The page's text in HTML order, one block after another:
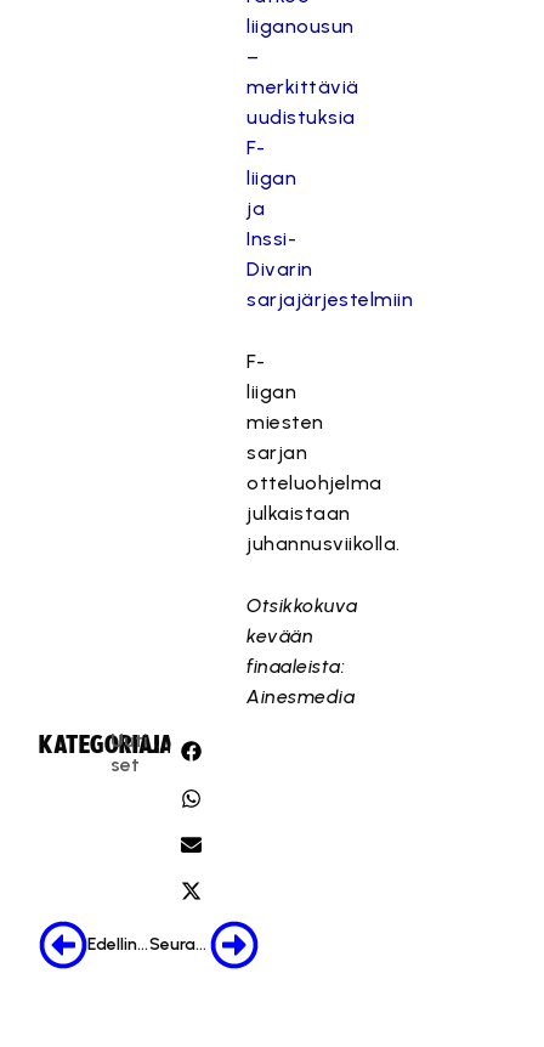
liiganousun
–
merkittäviä
uudistuksia
F-
liigan
ja
Inssi-
Divarin
sarjajärjestelmiin
F-
liigan
miesten
sarjan
otteluohjelma
julkaistaan
juhannusviikolla.
Otsikkokuva
kevään
finaaleista:
Ainesmedia
KATEGORIA:
Uuti
set
JAA:
Edellinen Seuraava